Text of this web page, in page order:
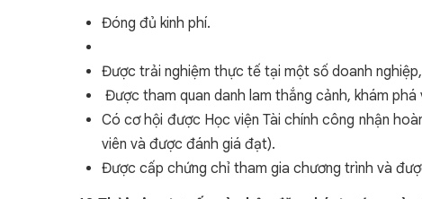
Đóng đủ kinh phí.
Được trải nghiệm thực tế tại một số doanh
Được tham quan danh lam thắng cảnh, khám
Có cơ hội được Học viện Tài chính công nhận
viên và được đánh giá đạt).
Được cấp chứng chỉ tham gia chương trình và